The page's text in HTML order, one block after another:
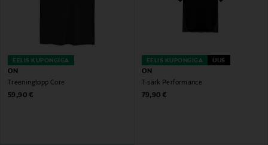
EELIS KUPONGIGA
ON
Treeningtopp Core
Original Price
59,90 €
EELIS KUPONGIGA UUS
ON
T-särk Performance
Original Price
79,90 €